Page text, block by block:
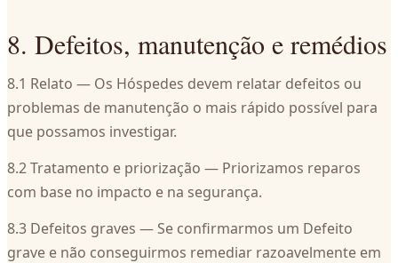
8. Defeitos, manutenção e remédios
8.1 Relato — Os Hóspedes devem relatar defeitos ou
problemas de manutenção o mais rápido possível para
que possamos investigar.
8.2 Tratamento e priorização — Priorizamos reparos
com base no impacto e na segurança.
8.3 Defeitos graves — Se confirmarmos um Defeito
grave e não conseguirmos remediar razoavelmente em